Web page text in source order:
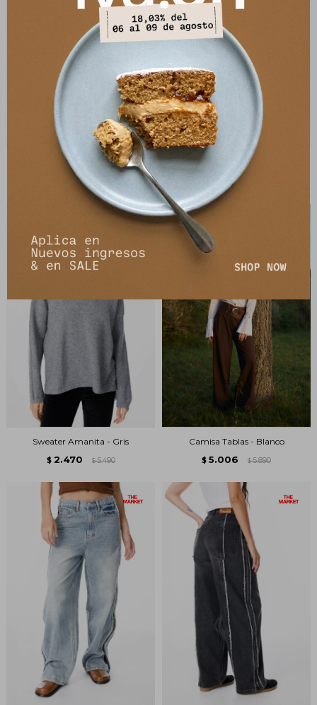
Bota Mar - Marrón
7.920 9.900
Sweater Amanita - Bordeaux
2.470
Sweater Amanita - Gris
$ 2.470 $ 5.490
Camisa Tablas - Blanco
$ 5.006 $ 5.890